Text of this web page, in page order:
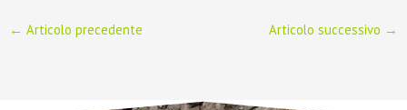
← Articolo precedente Articolo successivo →